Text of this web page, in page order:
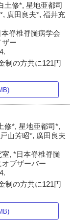
土修*, 星地亜都司
廣田良夫*, 福井充
脊椎脊髄病学会
ー
制の方共に121円
修*, 星地亜都司*,
山芳昭*, 廣田良夫
, *日本脊椎脊髄
ブザーバー
制の方共に121円